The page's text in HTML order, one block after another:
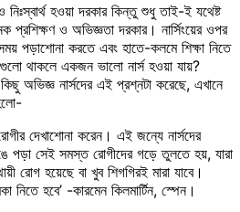
হওয়া দরকার কিন্তু শুধু তাই-ই যথেষ্ট
ও অভিজ্ঞতা দরকার। নার্সিংয়ের ওপর
পড়াশোনা করতে এবং হাতে-কলমে শিক্ষা নিতে
থাকলে একজন ভালো নার্স হওয়া যায়?
অভিজ্ঞ নার্সদের এই প্রশ্নটা করেছে, এখানে
দেখাশোনা করেন। এই জন্যে নার্সদের
পড়া সেই সমস্ত রোগীদের গড়ে তুলতে হয়, যারা
রোগ হয়েছে বা খুব শিগগিরই মারা যাবে।
হবে’ -কারমেন কিলমার্টিন, স্পেন।